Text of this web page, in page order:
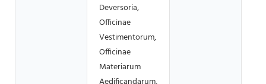
Deversoria,
Officinae
Vestimentorum,
Officinae
Materiarum